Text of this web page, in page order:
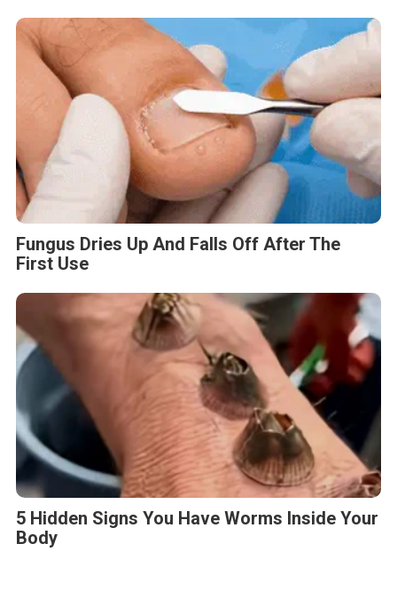
Fungus Dries Up And Falls Off After The
First Use
5 Hidden Signs You Have Worms Inside Your
Body